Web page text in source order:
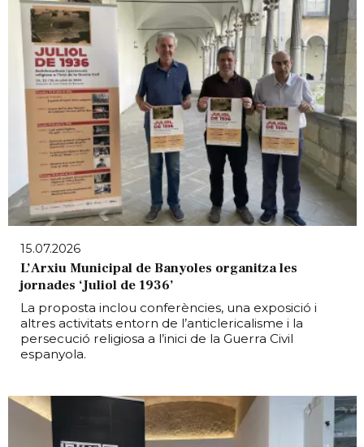
15.07.2026
L’Arxiu Municipal de Banyoles organitza les
jornades ‘Juliol de 1936’
La proposta inclou conferències, una exposició i
altres activitats entorn de l’anticlericalisme i la
persecució religiosa a l’inici de la Guerra Civil
espanyola.